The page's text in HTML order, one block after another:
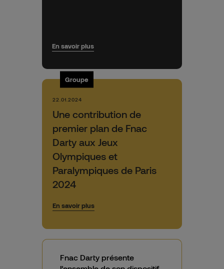
En savoir plus
Une contribution de
premier plan de Fnac
Darty aux Jeux
Olympiques et
Paralympiques de Paris
2024
Groupe
22.01.2024
En savoir plus
Fnac Darty présente